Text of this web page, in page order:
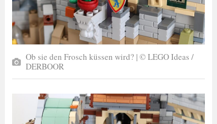
Ob sie den Frosch küssen wird? | © LEGO Ideas /
DERBOOR